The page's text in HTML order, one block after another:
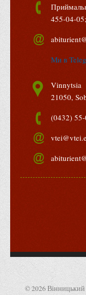
Офіційний сайт
Фотогалерея
Відеогалерея
ВТЕІ у ЗМІ
455-04-
Ми в
Vinnytsia
21050,
(0432)
© 2026 Вінницький